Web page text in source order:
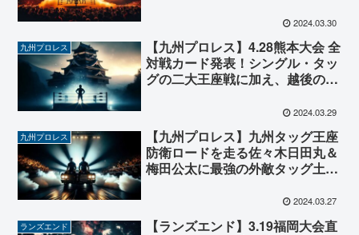
2024.03.30
九州プロレス
【九州プロレス】4.28熊本大会 全
対戦カード発表！シングル・タッ
グの二大王座戦に加え、越後の英
2024.03.29
九州プロレス
【九州プロレス】九州タッグ王座
防衛ロードを走る佐々木日田丸＆
梅田公太に最強の外敵タッグ土肥
ルマッチが事実上決定！ 2024.03.27
ランズエンド
【ランズエンド】3.19福岡大会直